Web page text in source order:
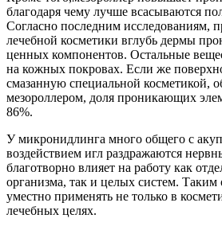
благодаря чему лучше всасываются
Согласно последним исследованиям,
лечебной косметики вглубь дермы
ценных компонентов. Остальные
на кожных покровах. Если же
смазанную специальной косметикой,
мезороллером, доля проникающих
86%.
У микронидлинга много общего с
воздействием игл раздражаются
благотворно влияет на работу как
организма, так и целых систем. Таким
уместно применять не только в
лечебных целях.